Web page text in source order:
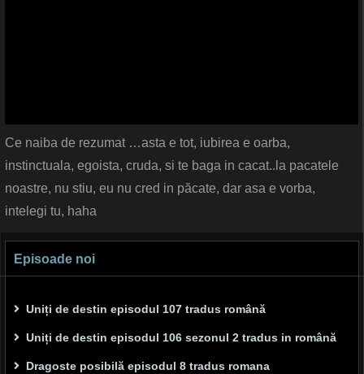
Ce naiba de rezumat …asta e tot, iubirea e oarba,
instinctuala, egoista, cruda, si te baga in cacat..la pacatele
noastre, nu stiu, eu nu cred in păcate, dar asa e vorba,
intelegi tu, haha
Episoade noi
Uniți de destin episodul 107 tradus română
Uniți de destin episodul 106 sezonul 2 tradus in română
Dragoste posibilă episodul 8 tradus romana